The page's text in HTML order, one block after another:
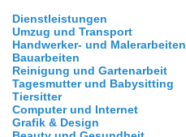
Dienstleistungen
Umzug und Transport
Handwerker- und Malerarbeiten
Bauarbeiten
Reinigung und Gartenarbeit
Tagesmutter und Babysitting
Tiersitter
Computer und Internet
Grafik & Design